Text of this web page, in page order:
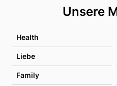
Unsere
Health
Liebe
Family